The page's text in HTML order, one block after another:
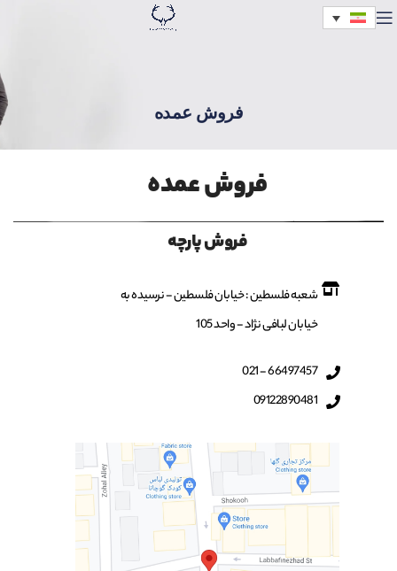
فروش عمده
فروش عمده
فروش پارچه
شعبه فلسطین : خیابان فلسطین - نرسیده به
خیابان لبافی نژاد - واحد 105
66497457 - 021
09122890481